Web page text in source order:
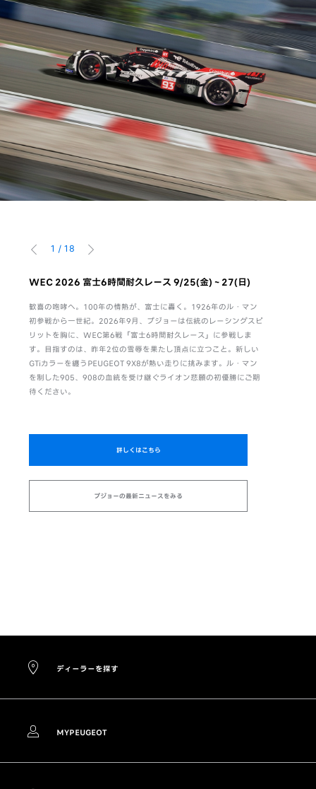
1 / 18
WEC 2026 富士6時間耐久レース 9/25(金)～27(日)
歓喜の咆哮へ。100年の情熱が、富士に轟く。1926年のル・マン
初参戦から一世紀。2026年9月、プジョーは伝統のレーシングスピ
リットを胸に、WEC第6戦「富士6時間耐久レース」に参戦しま
す。目指すのは、昨年2位の雪辱を果たし頂点に立つこと。新しい
GTiカラーを纏うPEUGEOT 9X8が熱い走りに挑みます。ル・マン
を制した905、908の血統を受け継ぐライオン悲願の初優勝にご期
待ください。
詳しくはこちら
プジョーの最新ニュースをみる
ディーラーを探す
MYPEUGEOT